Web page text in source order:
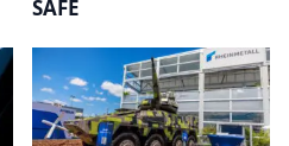
SAFE